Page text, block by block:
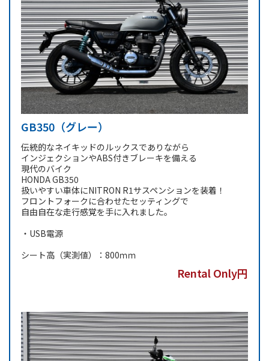
GB350（グレー）
伝統的なネイキッドのルックスでありながら
インジェクションやABS付きブレーキを備える
現代のバイク
HONDA GB350
扱いやすい車体にNITRON R1サスペンションを装着！
フロントフォークに合わせたセッティングで
自由自在な走行感覚を手に入れました。
・USB電源
シート高（実測値）：800ｍｍ
Rental Only円